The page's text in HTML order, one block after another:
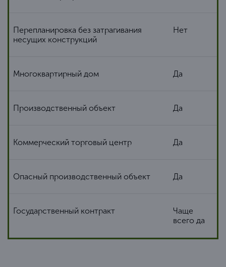
Перепланировка без затрагивания
несущих конструкций
Нет
Многоквартирный дом Да
Производственный объект Да
Коммерческий торговый центр Да
Опасный производственный объект Да
Государственный контракт
Чаще
всего да